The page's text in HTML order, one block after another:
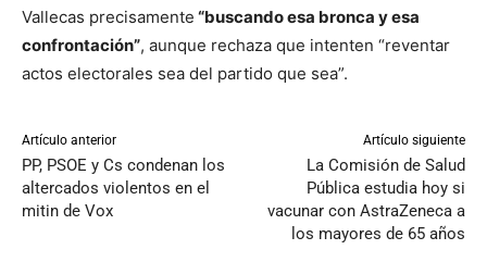
Vallecas precisamente “buscando esa bronca y esa
confrontación”, aunque rechaza que intenten “reventar
actos electorales sea del partido que sea”.
Artículo anterior
PP, PSOE y Cs condenan los
altercados violentos en el
mitin de Vox
Artículo siguiente
La Comisión de Salud
Pública estudia hoy si
vacunar con AstraZeneca a
los mayores de 65 años